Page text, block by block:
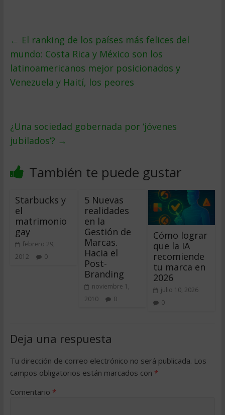
← El ranking de los países más felices del
mundo: Costa Rica y México son los
latinoamericanos mejor posicionados y
Venezuela y Haití, los peores
¿Una sociedad gobernada por ‘jóvenes
jubilados’? →
También te puede gustar
Starbucks y
el
matrimonio
gay
febrero 29,
2012
0
5 Nuevas
realidades
en la
Gestión de
Marcas.
Hacia el
Post-
Branding
noviembre 1,
2010
0
Cómo lograr
que la IA
recomiende
tu marca en
2026
julio 10, 2026
0
Deja una respuesta
Tu dirección de correo electrónico no será publicada. Los
campos obligatorios están marcados con *
Comentario *